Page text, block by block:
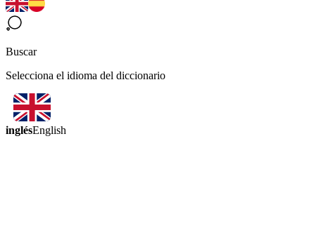
Buscar
Selecciona el idioma del diccionario
inglésEnglish